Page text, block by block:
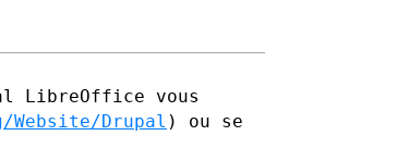
LibreOffice vous
Drupal ) ou se